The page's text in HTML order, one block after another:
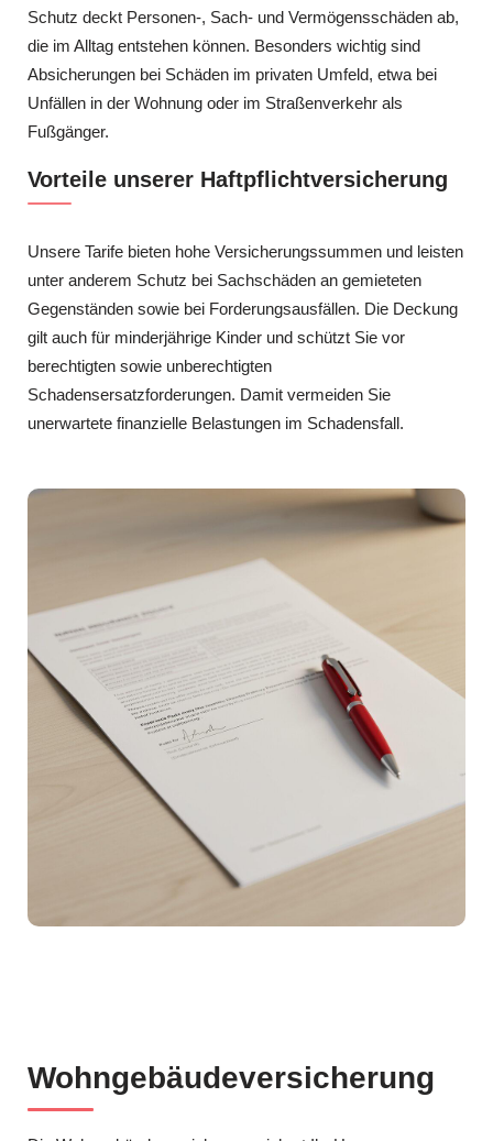
Schutz deckt Personen-, Sach- und Vermögensschäden ab,
die im Alltag entstehen können. Besonders wichtig sind
Absicherungen bei Schäden im privaten Umfeld, etwa bei
Unfällen in der Wohnung oder im Straßenverkehr als
Fußgänger.
Vorteile unserer Haftpflichtversicherung
Unsere Tarife bieten hohe Versicherungssummen und leisten
unter anderem Schutz bei Sachschäden an gemieteten
Gegenständen sowie bei Forderungsausfällen. Die Deckung
gilt auch für minderjährige Kinder und schützt Sie vor
berechtigten sowie unberechtigten
Schadensersatzforderungen. Damit vermeiden Sie
unerwartete finanzielle Belastungen im Schadensfall.
Wohngebäudeversicherung